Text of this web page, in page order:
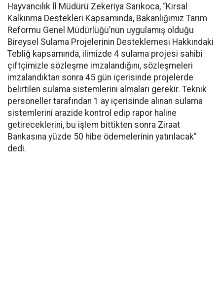
Hayvancılık İl Müdürü Zekeriya Sarıkoca, “Kırsal
Kalkınma Destekleri Kapsamında, Bakanlığımız Tarım
Reformu Genel Müdürlüğü’nün uygulamış olduğu
Bireysel Sulama Projelerinin Desteklemesi Hakkındaki
Tebliğ kapsamında, ilimizde 4 sulama projesi sahibi
çiftçimizle sözleşme imzalandığını, sözleşmeleri
imzalandıktan sonra 45 gün içerisinde projelerde
belirtilen sulama sistemlerini almaları gerekir. Teknik
personeller tarafından 1 ay içerisinde alınan sulama
sistemlerini arazide kontrol edip rapor haline
getireceklerini, bu işlem bittikten sonra Ziraat
Bankasına yüzde 50 hibe ödemelerinin yatırılacak”
dedi.